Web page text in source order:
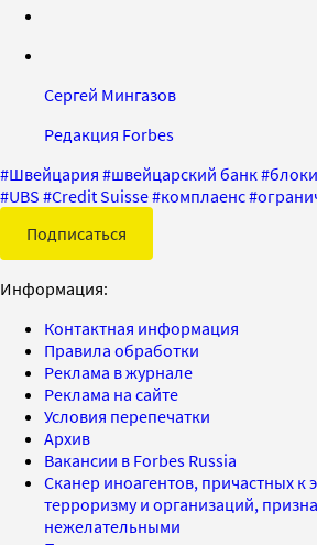
Сергей Мингазов
Редакция Forbes
#Швейцария #швейцарский банк#
#UBS #Credit Suisse#комплаенс#
Подписаться
Информация:
Контактная информация
Правила обработки
Реклама в журнале
Реклама на сайте
Условия перепечатки
Архив
Вакансии в Forbes Russia
Сканер иноагентов, причастных к
терроризму и организаций,
нежелательными